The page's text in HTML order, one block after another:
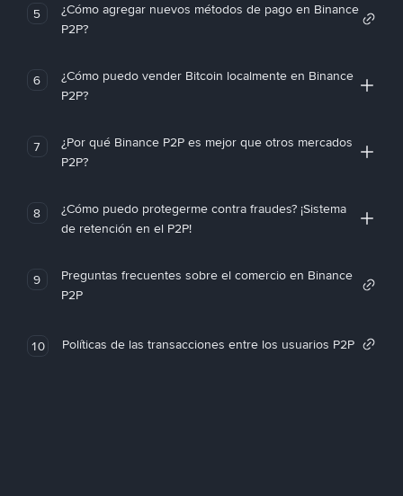
5
¿Cómo agregar nuevos métodos de pago en Binance
P2P?
6
¿Cómo puedo vender Bitcoin localmente en Binance
P2P?
7
¿Por qué Binance P2P es mejor que otros mercados
P2P?
8
¿Cómo puedo protegerme contra fraudes? ¡Sistema
de retención en el P2P!
9
Preguntas frecuentes sobre el comercio en Binance
P2P
10 Políticas de las transacciones entre los usuarios P2P